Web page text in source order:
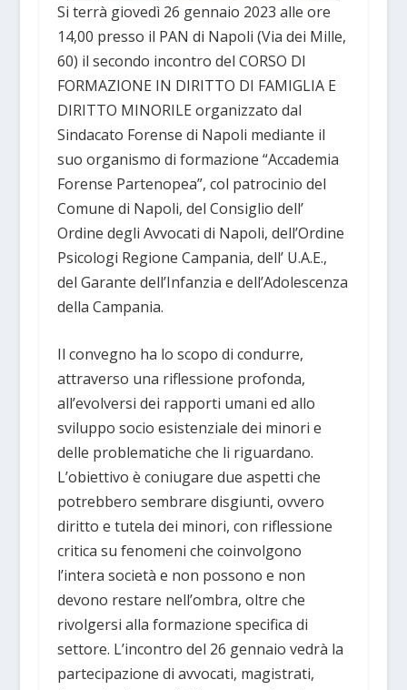
Si terrà giovedì 26 gennaio 2023 alle ore
14,00 presso il PAN di Napoli (Via dei Mille,
60) il secondo incontro del CORSO DI
FORMAZIONE IN DIRITTO DI FAMIGLIA E
DIRITTO MINORILE organizzato dal
Sindacato Forense di Napoli mediante il
suo organismo di formazione “Accademia
Forense Partenopea”, col patrocinio del
Comune di Napoli, del Consiglio dell’
Ordine degli Avvocati di Napoli, dell’Ordine
Psicologi Regione Campania, dell’ U.A.E.,
del Garante dell’Infanzia e dell’Adolescenza
della Campania.
Il convegno ha lo scopo di condurre,
attraverso una riflessione profonda,
all’evolversi dei rapporti umani ed allo
sviluppo socio esistenziale dei minori e
delle problematiche che li riguardano.
L’obiettivo è coniugare due aspetti che
potrebbero sembrare disgiunti, ovvero
diritto e tutela dei minori, con riflessione
critica su fenomeni che coinvolgono
l’intera società e non possono e non
devono restare nell’ombra, oltre che
rivolgersi alla formazione specifica di
settore. L’incontro del 26 gennaio vedrà la
partecipazione di avvocati, magistrati,